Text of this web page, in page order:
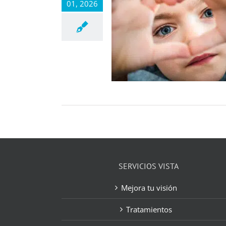
01, 2026
SERVICIOS VISTA
Mejora tu visión
Tratamientos